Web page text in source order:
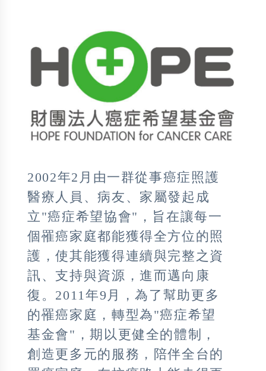
2002年2月由一群從事癌症照護
醫療人員、病友、家屬發起成
立"癌症希望協會"，旨在讓每一
個罹癌家庭都能獲得全方位的照
護，使其能獲得連續與完整之資
訊、支持與資源，進而邁向康
復。2011年9月，為了幫助更多
的罹癌家庭，轉型為"癌症希望
基金會"，期以更健全的體制，
創造更多元的服務，陪伴全台的